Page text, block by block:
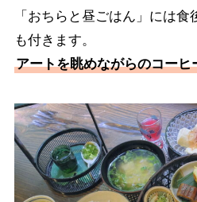
「おちらと昼ごはん」には
も付きます。
アートを眺めながらのコーヒ